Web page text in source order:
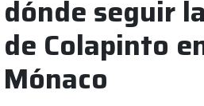
dónde seguir
de Colapinto
Mónaco